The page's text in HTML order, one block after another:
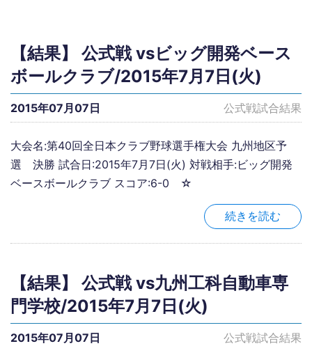
【結果】 公式戦 vsビッグ開発ベース
ボールクラブ/2015年7月7日(火)
2015年07月07日 公式戦試合結果
大会名:第40回全日本クラブ野球選手権大会 九州地区予
選 決勝 試合日:2015年7月7日(火) 対戦相手:ビッグ開発
ベースボールクラブ スコア:6-0 ☆
続きを読む
【結果】 公式戦 vs九州工科自動車専
門学校/2015年7月7日(火)
2015年07月07日 公式戦試合結果